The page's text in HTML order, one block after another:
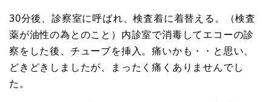
30分後、診察室に呼ばれ、検査着に着替える。（検査
薬が油性の為とのこと）内診室で消毒してエコーの診
察をした後、チューブを挿入。痛いかも・・と思い、
どきどきしましたが、まったく痛くありませんでし
た。